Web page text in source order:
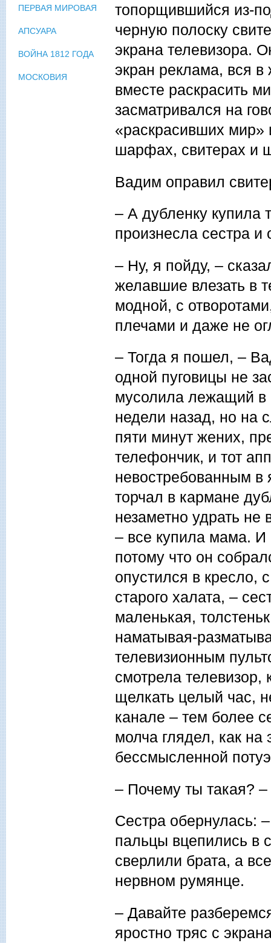
топорщившийся из-
черную полоску
экрана телевизора.
экран реклама, вся
вместе раскрасить
засматривался на
«раскрасивших мир»
шарфах, свитерах и
Вадим оправил
– А дубленку купила
произнесла сестра и
– Ну, я пойду, –
желавшие влезать в
модной, с
плечами и даже не
– Тогда я пошел, –
одной пуговицы не
мусолила лежащий в
недели назад, но на
пяти минут жених,
телефончик, и тот
невостребованным в
торчал в кармане
незаметно удрать
– все купила мама. И
потому что он
опустился в кресло,
старого халата, –
маленькая,
наматывая-
телевизионным
смотрела телевизор,
щелкать целый час,
канале – тем более
молча глядел, как на
бессмысленной
– Почему ты такая?
Сестра обернулась:
пальцы вцепились в
сверлили брата, а
нервном румянце.
– Давайте
яростно тряс с
ПЕРВАЯ МИРОВАЯ
АПСУАРА
ВОЙНА 1812 ГОДА
МОСКОВИЯ